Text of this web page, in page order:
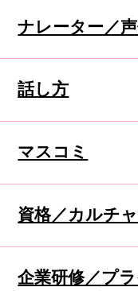
ナレーター／
話し方
マスコミ
資格／カルチ
企業研修／プ